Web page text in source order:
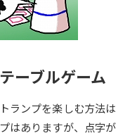
校卒業程度認定試験
ーブルゲーム
ランプを楽しむ方法は
はありますが、点字が